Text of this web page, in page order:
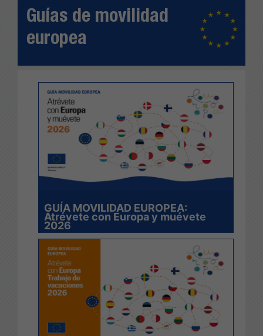
Guías de movilidad
europea
GUÍA MOVILIDAD EUROPEA:
Atrévete con Europa y muévete
2026